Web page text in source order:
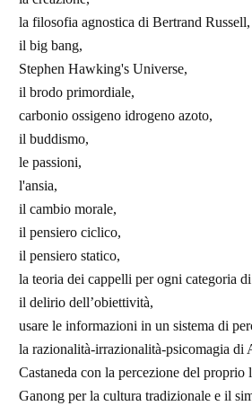
la filosofia agnostica di Bertrand Russell,
il big bang,
Stephen Hawking's Universe,
il brodo primordiale,
carbonio ossigeno idrogeno azoto,
il buddismo,
le passioni,
l'ansia,
il cambio morale,
il pensiero ciclico,
il pensiero statico,
la teoria dei cappelli per ogni categoria
il delirio dell’obiettività,
usare le informazioni in un sistema di
la razionalità-irrazionalità-psicomagia di
Castaneda con la percezione del proprio
Ganong per la cultura tradizionale e il